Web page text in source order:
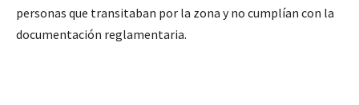
personas que transitaban por la zona y no cumplían con la
documentación reglamentaria.